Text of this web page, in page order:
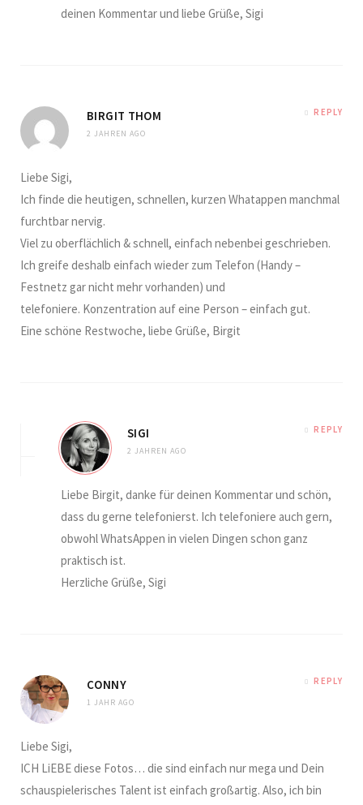
deinen Kommentar und liebe Grüße, Sigi
BIRGIT THOM
2 JAHREN AGO
REPLY
Liebe Sigi,
Ich finde die heutigen, schnellen, kurzen Whatappen manchmal
furchtbar nervig.
Viel zu oberflächlich & schnell, einfach nebenbei geschrieben.
Ich greife deshalb einfach wieder zum Telefon (Handy –
Festnetz gar nicht mehr vorhanden) und
telefoniere. Konzentration auf eine Person – einfach gut.
Eine schöne Restwoche, liebe Grüße, Birgit
SIGI
2 JAHREN AGO
REPLY
Liebe Birgit, danke für deinen Kommentar und schön,
dass du gerne telefonierst. Ich telefoniere auch gern,
obwohl WhatsAppen in vielen Dingen schon ganz
praktisch ist.
Herzliche Grüße, Sigi
CONNY
1 JAHR AGO
REPLY
Liebe Sigi,
ICH LiEBE diese Fotos… die sind einfach nur mega und Dein
schauspielerisches Talent ist einfach großartig. Also, ich bin